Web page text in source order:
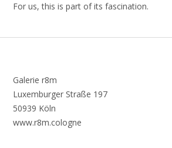
For us, this is part of its fascination.
Galerie r8m
Luxemburger Straße 197
50939 Köln
www.r8m.cologne